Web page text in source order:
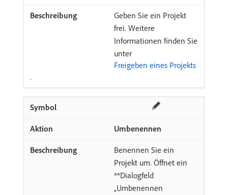
Geben Sie ein Projekt
frei. Weitere
Informationen finden Sie
unter
Freigeben eines Projekts
.
Umbenennen
Benennen Sie ein
Projekt um. Öffnet ein
**Dialogfeld
„Umbenennen